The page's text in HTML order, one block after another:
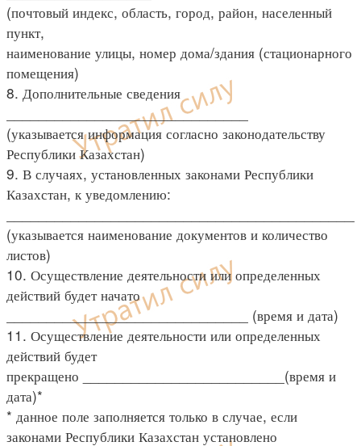
(почтовый индекс, область, город, район, населенный
пункт,
наименование улицы, номер дома/здания (стационарного
помещения)
8. Дополнительные сведения
______________________________
(указывается информация согласно законодательству
Республики Казахстан)
9. В случаях, установленных законами Республики
Казахстан, к уведомлению:
(указывается наименование документов и количество
листов)
10. Осуществление деятельности или определенных
действий будет начато
______________________________ (время и дата)
11. Осуществление деятельности или определенных
действий будет
прекращено _________________________(время и
дата)*
* данное поле заполняется только в случае, если
законами Республики Казахстан установлено